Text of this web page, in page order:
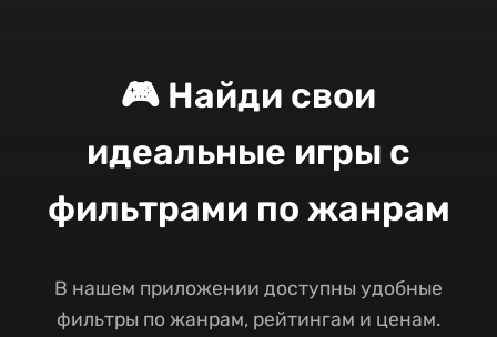
🎮 Найди свои
идеальные игры с
фильтрами по жанрам
В нашем приложении доступны удобные
фильтры по жанрам, рейтингам и ценам.